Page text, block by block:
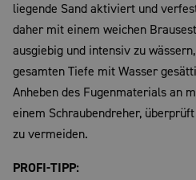
liegende Sand aktiviert und
daher mit einem weichen
ausgiebig und intensiv zu
gesamten Tiefe mit Wasser
Anheben des Fugenmaterials an
einem Schraubendreher,
zu vermeiden.
PROFI-TIPP: